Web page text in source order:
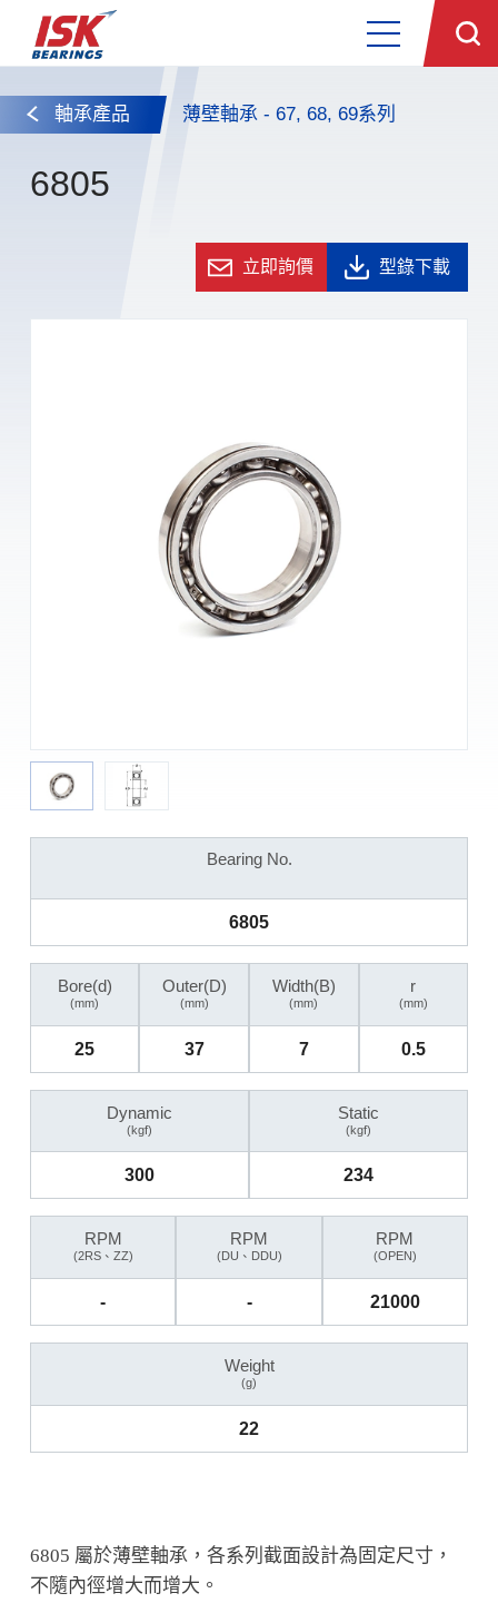
軸承產品 薄壁軸承 - 67, 68, 69系列
6805
立即詢價 型錄下載
Bearing No.
6805
Bore(d)
(mm)
25
Outer(D)
(mm)
37
Width(B)
(mm)
7
r
(mm)
0.5
Dynamic
(kgf)
300
Static
(kgf)
234
RPM
(2RS、ZZ)
-
RPM
(DU、DDU)
-
RPM
(OPEN)
21000
Weight
(g)
22
6805 屬於薄壁軸承，各系列截面設計為固定尺寸，
不隨內徑增大而增大。